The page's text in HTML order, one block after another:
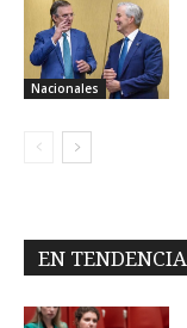
Nacionales
EN TENDENCIA